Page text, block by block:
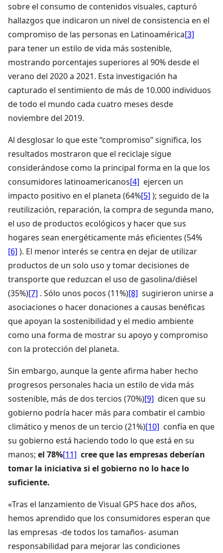
sobre el consumo de contenidos visuales, capturó
hallazgos que indicaron un nivel de consistencia en el
compromiso de las personas en Latinoamérica[3]
para tener un estilo de vida más sostenible,
mostrando porcentajes superiores al 90% desde el
verano del 2020 a 2021. Esta investigación ha
capturado el sentimiento de más de 10.000 individuos
de todo el mundo cada cuatro meses desde
noviembre del 2019.
Al desglosar lo que este “compromiso” significa, los
resultados mostraron que el reciclaje sigue
considerándose como la principal forma en la que los
consumidores latinoamericanos[4] ejercen un
impacto positivo en el planeta (64%[5] ); seguido de la
reutilización, reparación, la compra de segunda mano,
el uso de productos ecológicos y hacer que sus
hogares sean energéticamente más eficientes (54%
[6] ). El menor interés se centra en dejar de utilizar
productos de un solo uso y tomar decisiones de
transporte que reduzcan el uso de gasolina/diésel
(35%)[7] . Sólo unos pocos (11%)[8] sugirieron unirse a
asociaciones o hacer donaciones a causas benéficas
que apoyan la sostenibilidad y el medio ambiente
como una forma de mostrar su apoyo y compromiso
con la protección del planeta.
Sin embargo, aunque la gente afirma haber hecho
progresos personales hacia un estilo de vida más
sostenible, más de dos tercios (70%)[9] dicen que su
gobierno podría hacer más para combatir el cambio
climático y menos de un tercio (21%)[10] confía en que
su gobierno está haciendo todo lo que está en su
manos; el 78%[11] cree que las empresas deberían
tomar la iniciativa si el gobierno no lo hace lo
suficiente.
«Tras el lanzamiento de Visual GPS hace dos años,
hemos aprendido que los consumidores esperan que
las empresas -de todos los tamaños- asuman
responsabilidad para mejorar las condiciones